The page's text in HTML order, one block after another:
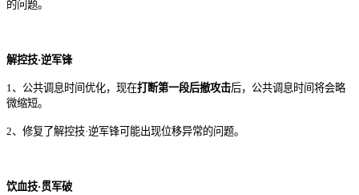
的问题。
解控技·逆军锋
1、公共调息时间优化，现在打断第一段后撤攻击后，公共调息时间将会略
微缩短。
2、修复了解控技·逆军锋可能出现位移异常的问题。
饮血技·贯军破